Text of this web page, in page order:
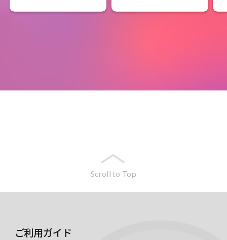
Scroll to Top
ご利用ガイド